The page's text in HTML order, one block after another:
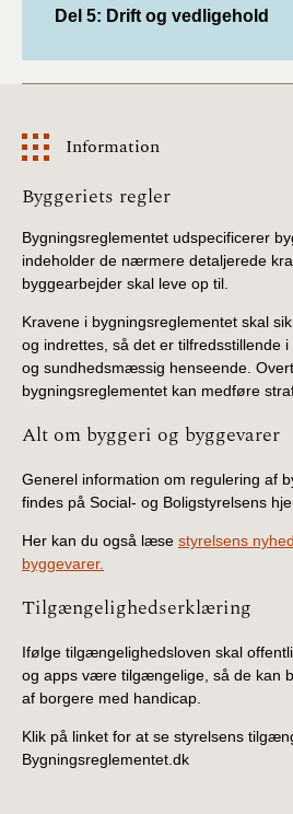
Del 5: Drift og vedligehold
Information
Information
Byggeriets regler
Bygningsreglementet udspecificerer
indeholder de nærmere detaljerede
byggearbejder skal leve op til.
Kravene i bygningsreglementet skal
og indrettes, så det er tilfredsstillende
og sundhedsmæssig henseende.
bygningsreglementet kan medføre
Alt om byggeri og byggevarer
Generel information om regulering af
findes på Social- og Boligstyrelsens
Her kan du også læse styrelsens
byggevarer.
Tilgængelighedserklæring
Ifølge tilgængelighedsloven skal
og apps være tilgængelige, så de kan
af borgere med handicap.
Klik på linket for at se styrelsens
Bygningsreglementet.dk